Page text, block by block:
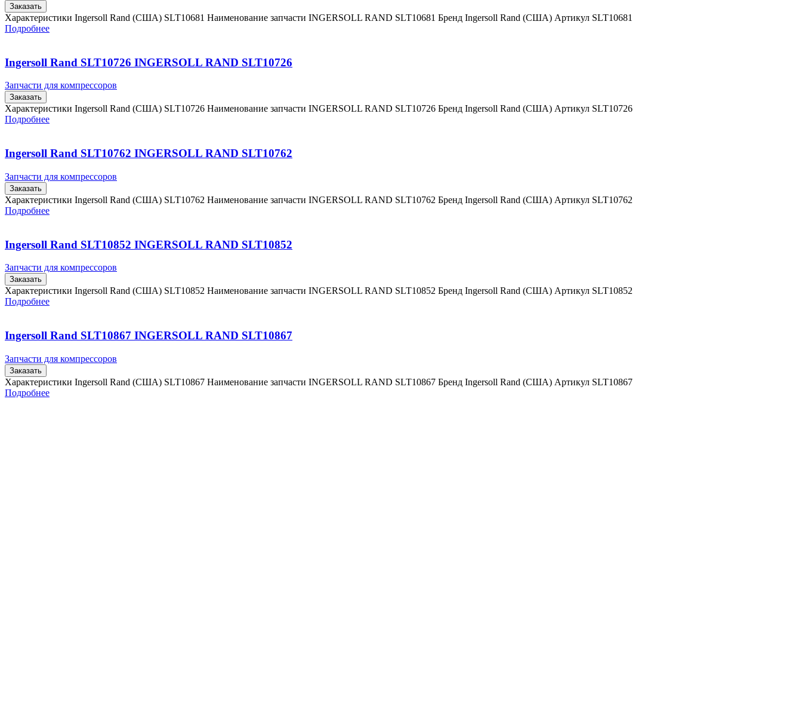
Заказать
Характеристики Ingersoll Rand (США) SLT10681 Наименование запчасти INGERSOLL RAND SLT10681 Бренд Ingersoll Rand (США) Артикул SLT10681
Подробнее
Ingersoll Rand SLT10726 INGERSOLL RAND SLT10726
Запчасти для компрессоров
Заказать
Характеристики Ingersoll Rand (США) SLT10726 Наименование запчасти INGERSOLL RAND SLT10726 Бренд Ingersoll Rand (США) Артикул SLT10726
Подробнее
Ingersoll Rand SLT10762 INGERSOLL RAND SLT10762
Запчасти для компрессоров
Заказать
Характеристики Ingersoll Rand (США) SLT10762 Наименование запчасти INGERSOLL RAND SLT10762 Бренд Ingersoll Rand (США) Артикул SLT10762
Подробнее
Ingersoll Rand SLT10852 INGERSOLL RAND SLT10852
Запчасти для компрессоров
Заказать
Характеристики Ingersoll Rand (США) SLT10852 Наименование запчасти INGERSOLL RAND SLT10852 Бренд Ingersoll Rand (США) Артикул SLT10852
Подробнее
Ingersoll Rand SLT10867 INGERSOLL RAND SLT10867
Запчасти для компрессоров
Заказать
Характеристики Ingersoll Rand (США) SLT10867 Наименование запчасти INGERSOLL RAND SLT10867 Бренд Ingersoll Rand (США) Артикул SLT10867
Подробнее